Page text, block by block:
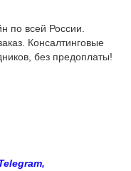
по всей России.
Консалтинговые
без предоплаты!